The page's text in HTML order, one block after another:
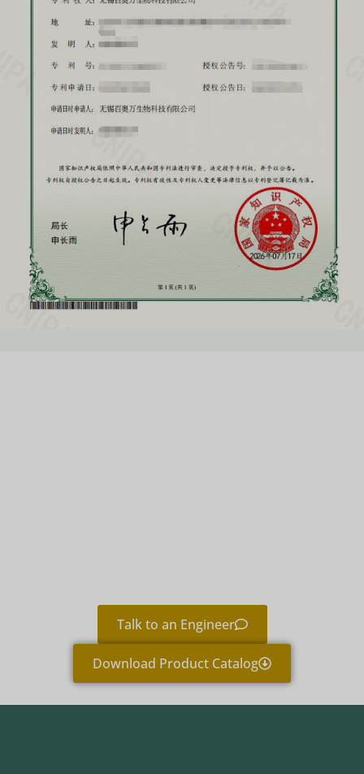
Talk to an Engineer
Download Product Catalog